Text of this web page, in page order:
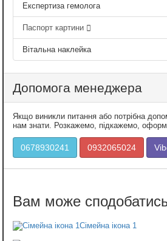
Експертиза гемолога
Паспорт картини
Вітальна наклейка
Допомога менеджера
Якщо виникли питання або потрібна
нам знати. Розкажемо, підкажемо,
0678930241 0932065024
Сімейна ікона 1